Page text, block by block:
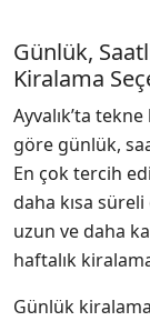
Günlük,
Kiralama
Ayvalık’ta
göre günlük,
En çok tercih
daha kısa
uzun ve daha
haftalık
Günlük